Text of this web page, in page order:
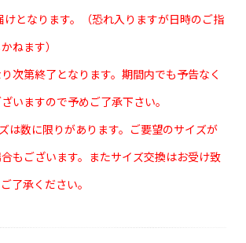
けとなります。（恐れ入りますが日時のご指
ねます）
次第終了となります。期間内でも予告なく
いますので予めご了承下さい。
は数に限りがあります。ご要望のサイズが
もございます。またサイズ交換はお受け致
了承ください。